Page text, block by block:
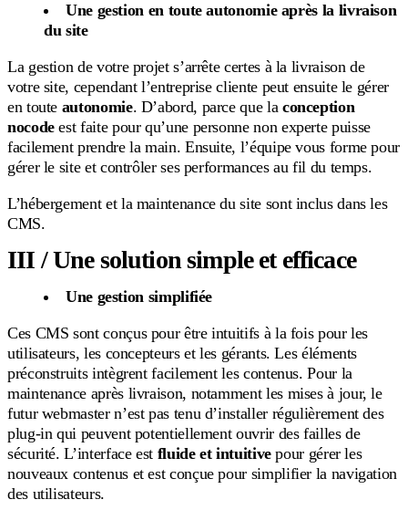
Une gestion en toute autonomie après la livraison
du site
La gestion de votre projet s’arrête certes à la livraison de
votre site, cependant l’entreprise cliente peut ensuite le gérer
en toute autonomie. D’abord, parce que la conception
nocodeest faite pour qu’une personne non experte puisse
facilement prendre la main. Ensuite, l’équipe vous forme pour
gérer le site et contrôler ses performances au fil du temps.
L’hébergement et la maintenance du site sont inclus dans les
CMS.
III / Une solution simple et efficace
Une gestion simplifiée
Ces CMS sont conçus pour être intuitifs à la fois pour les
utilisateurs, les concepteurs et les gérants. Les éléments
préconstruits intègrent facilement les contenus. Pour la
maintenance après livraison, notamment les mises à jour, le
futur webmaster n’est pas tenu d’installer régulièrement des
plug-in qui peuvent potentiellement ouvrir des failles de
sécurité. L’interface est fluide et intuitivepour gérer les
nouveaux contenus et est conçue pour simplifier la navigation
des utilisateurs.